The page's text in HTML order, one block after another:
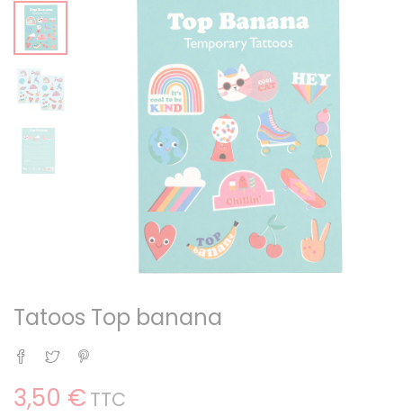
Tatoos Top banana
Partager
Tweet
3,50 € TTC